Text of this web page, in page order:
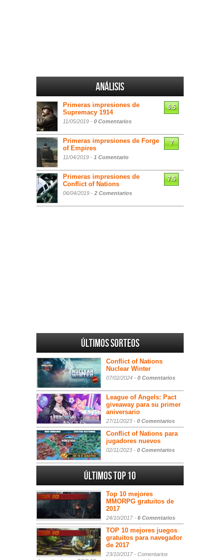
Análisis
Primeras impresiones de
Supremacy 1914
11/05/2019 - 0 Comentarios
6.5
Primeras impresiones de Forge
of Empires
11/04/2019 - 1 Comentario
7
Primeras impresiones de
Conflict of Nations
06/04/2019 - 2 Comentarios
7.5
Últimos sorteos
Conflict of Nations
Nuclear Winter
07/02/2024 - 0 Comentarios
League of Angels: Pact
giveaway para su primer
aniversario
27/11/2023 - 0 Comentarios
Conflict of Nations para
jugadores nuevos
02/11/2023 - 0 Comentarios
Últimos Top 10
Top 10 mejores
MMORPG gratuitos de
2017
24/10/2017 - 6 Comentarios
TOP 10 mejores juegos
gratuitos para navegador
de 2017
23/10/2017 - Comentarios